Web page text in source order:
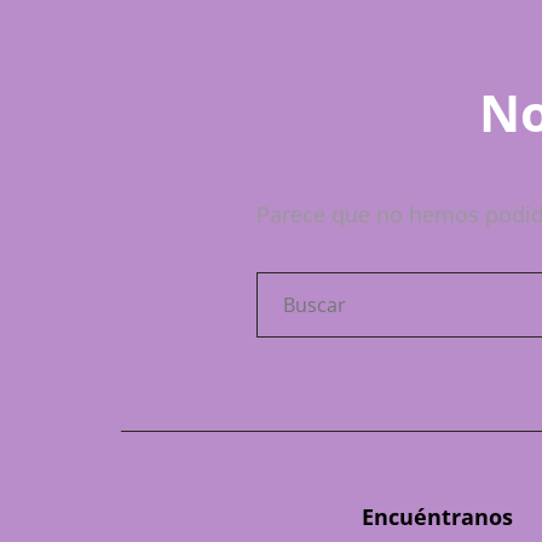
Parece que no hemos
Encuéntranos